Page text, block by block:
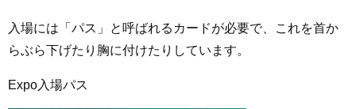
入場には「パス」と呼ばれるカードが必要で、これを首か
らぶら下げたり胸に付けたりしています。
Expo 入場パス